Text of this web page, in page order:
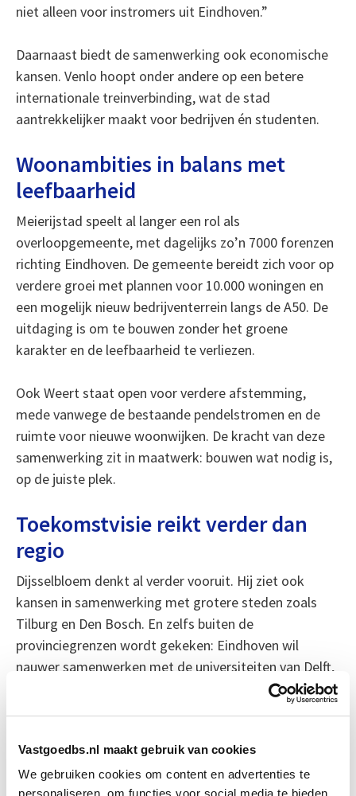
Vastgoedbs.nl maakt gebruik van cookies
We gebruiken cookies om content en advertenties te
personaliseren, om functies voor social media te bieden
niet alleen voor instromers uit Eindhoven.”
Daarnaast biedt de samenwerking ook economische
kansen. Venlo hoopt onder andere op een betere
internationale treinverbinding, wat de stad
aantrekkelijker maakt voor bedrijven én studenten.
Woonambities in balans met
leefbaarheid
Meierijstad speelt al langer een rol als
overloopgemeente, met dagelijks zo’n 7000 forenzen
richting Eindhoven. De gemeente bereidt zich voor op
verdere groei met plannen voor 10.000 woningen en
een mogelijk nieuw bedrijventerrein langs de A50. De
uitdaging is om te bouwen zonder het groene
karakter en de leefbaarheid te verliezen.
Ook Weert staat open voor verdere afstemming,
mede vanwege de bestaande pendelstromen en de
ruimte voor nieuwe woonwijken. De kracht van deze
samenwerking zit in maatwerk: bouwen wat nodig is,
op de juiste plek.
Toekomstvisie reikt verder dan
regio
Dijsselbloem denkt al verder vooruit. Hij ziet ook
kansen in samenwerking met grotere steden zoals
Tilburg en Den Bosch. En zelfs buiten de
provinciegrenzen wordt gekeken: Eindhoven wil
nauwer samenwerken met de universiteiten van Delft,
Groningen en Enschede om het toenemende tekort
Het signaal is helder: wie mee wil groeien met
Brainport, moet ook durven delen. En dat vraagt om